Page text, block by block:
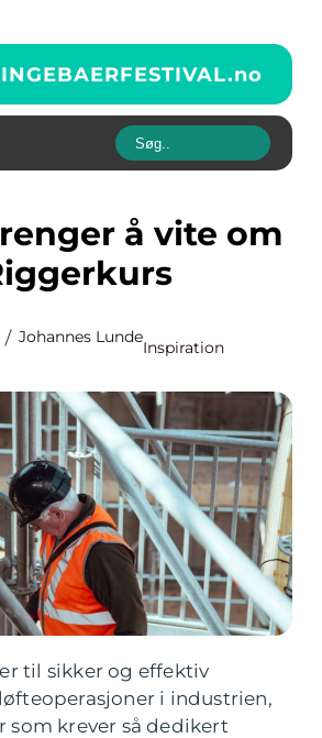
no
Johannes Lunde
Inspiration
til sikker og effektiv
i industrien,
som krever så dedikert